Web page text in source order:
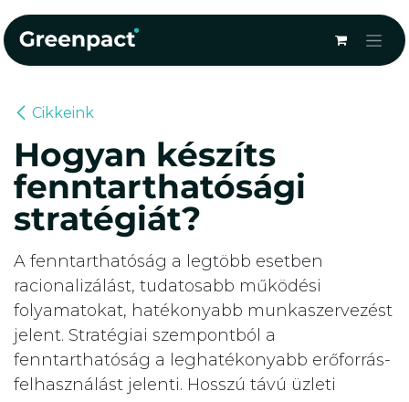
Cikkeink
Hogyan készíts
fenntarthatósági
stratégiát?
A fenntarthatóság a legtöbb esetben
racionalizálást, tudatosabb működési
folyamatokat, hatékonyabb munkaszervezést
jelent. Stratégiai szempontból a
fenntarthatóság a leghatékonyabb erőforrás-
felhasználást jelenti. Hosszú távú üzleti